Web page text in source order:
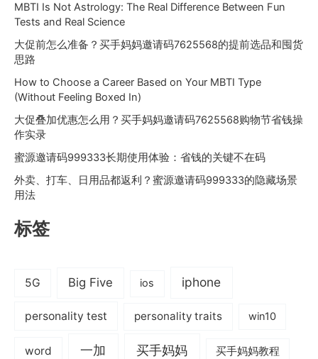
MBTI Is Not Astrology: The Real Difference Between Fun
Tests and Real Science
大促前怎么准备？买手妈妈邀请码7625568的提前选品和囤货
思路
How to Choose a Career Based on Your MBTI Type
(Without Feeling Boxed In)
大促叠加优惠怎么用？买手妈妈邀请码7625568购物节省钱操
作实录
蜜源邀请码999333长期使用体验：省钱的关键不在码
外卖、打车、日用品都返利？蜜源邀请码999333的隐藏场景
用法
标签
5G Big Five ios iphone
personality test personality traits win10
word 一加 买手妈妈 买手妈妈教程